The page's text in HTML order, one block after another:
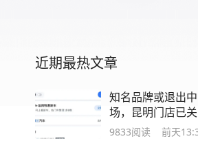
近期最热文章
知名品牌或退出
场，昆明门店已
友：太突然
9833阅读 前天